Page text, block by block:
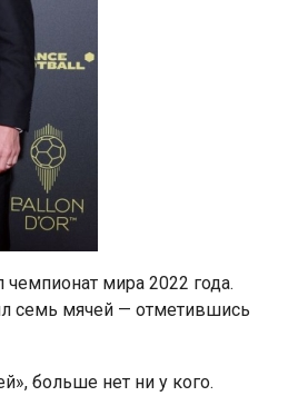
мира 2022 года.
семь мячей — отметившись
больше нет ни у кого.